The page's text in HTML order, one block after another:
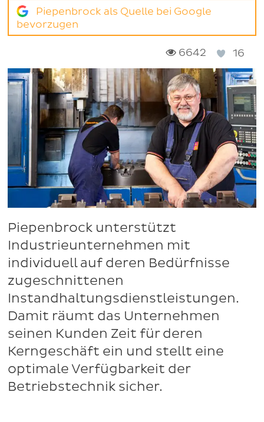
Piepenbrock als Quelle bei Google
bevorzugen
6642 16
Piepenbrock unterstützt
Industrieunternehmen mit
individuell auf deren Bedürfnisse
zugeschnittenen
Instandhaltungsdienstleistungen.
Damit räumt das Unternehmen
seinen Kunden Zeit für deren
Kerngeschäft ein und stellt eine
optimale Verfügbarkeit der
Betriebstechnik sicher.